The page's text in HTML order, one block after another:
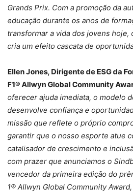
Grands Prix. Com a promoção da
educação durante os anos de
transformar a vida dos jovens hoje,
cria um efeito cascata de
Ellen Jones, Dirigente de ESG da
F1® Allwyn Global Community
oferecer ajuda imediata, o modelo
desenvolve confiança e
missão que reflete o próprio
garantir que o nosso esporte atue
catalisador de crescimento e
com prazer que anunciamos o
vencedor da primeira edição do
1® Allwyn Global Community